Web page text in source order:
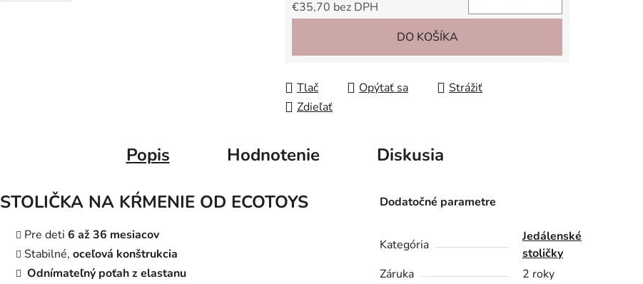
€35,70 bez DPH
DO KOŠÍKA
Tlač Opýtať sa
Strážiť
Zdieľať
Popis Hodnotenie Diskusia
STOLIČKA NA KŔMENIE OD ECOTOYS
Pre deti 6 až 36 mesiacov
Stabilné, oceľová konštrukcia
Odnímateľný poťah z elastanu
Dodatočné parametre
Kategória
Jedálenské
stoličky
Záruka
2 roky